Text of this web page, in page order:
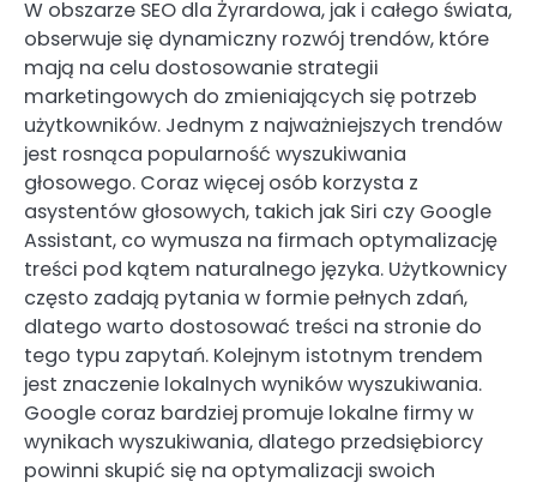
W obszarze SEO dla Żyrardowa, jak i całego świata,
obserwuje się dynamiczny rozwój trendów, które
mają na celu dostosowanie strategii
marketingowych do zmieniających się potrzeb
użytkowników. Jednym z najważniejszych trendów
jest rosnąca popularność wyszukiwania
głosowego. Coraz więcej osób korzysta z
asystentów głosowych, takich jak Siri czy Google
Assistant, co wymusza na firmach optymalizację
treści pod kątem naturalnego języka. Użytkownicy
często zadają pytania w formie pełnych zdań,
dlatego warto dostosować treści na stronie do
tego typu zapytań. Kolejnym istotnym trendem
jest znaczenie lokalnych wyników wyszukiwania.
Google coraz bardziej promuje lokalne firmy w
wynikach wyszukiwania, dlatego przedsiębiorcy
powinni skupić się na optymalizacji swoich